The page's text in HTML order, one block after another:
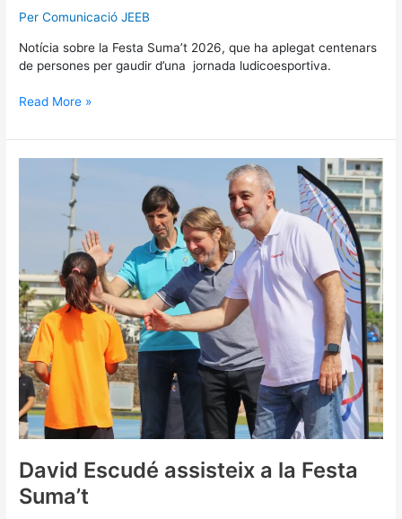
Per Comunicació JEEB
Notícia sobre la Festa Suma’t 2026, que ha aplegat centenars
de persones per gaudir d’una jornada ludicoesportiva.
Read More »
David Escudé assisteix a la Festa
Suma’t
Suma’t